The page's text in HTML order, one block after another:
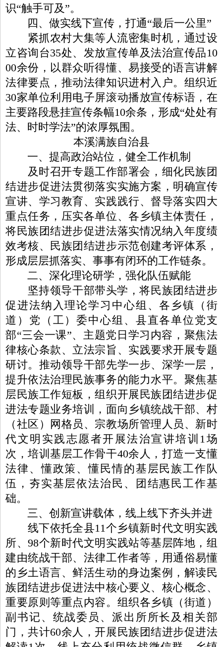
识“触手可及”。
四、做实线下宣传，打通“最后一公里”
紧抓农村大集等人流密集时机，通过设
立咨询台35处、发放宣传单及法治宣传品10
00余份，以群众听得懂、易接受的语言讲解
法律要点，推动法律知识进村入户。组织近
30家单位利用电子屏滚动播放宣传标语，在
主要路段悬挂宣传条幅10余条，形成“处处有
法、时时学法”的浓厚氛围。
本溪满族自治县
一、提高政治站位，健全工作机制
及时召开专题工作部署会，细化民族团
结进步促进法贯彻落实实施方案，明确宣传
宣讲、学习教育、实践践行、督导落实四大
重点任务，压实各单位、各乡镇主体责任，
将民族团结进步促进法落实情况纳入年度绩
效考核、民族团结进步示范创建考评体系，
形成层层抓落实、事事有闭环的工作链条。
二、深化理论研学，强化队伍赋能
坚持领导干部带头学，将民族团结进步
促进法纳入理论学习中心组、各乡镇（街
道）党（工）委中心组、县直各单位党支
部“三会一课”、主题党日学习内容，聚焦法
律核心条款、立法宗旨、实践要求开展专题
研讨。推动领导干部先学一步、深学一层，
提升依法治理民族事务的能力水平。聚焦基
层民族工作短板，组织开展民族团结进步促
进法专题业务培训，面向乡镇统战干部、村
（社区）网格员、宗教场所管理人员、新时
代文明实践志愿者开展法治宣讲培训1场
次，培训基层工作骨干40余人，打造一支懂
法律、懂政策、懂民情的基层民族工作队
伍，夯实基层依法治民、团结惠民工作基
础。
三、创新宣讲载体，线上线下齐头并进
线下依托全县11个乡镇新时代文明实践
所、98个新时代文明实践站等基层阵地，组
建由统战干部、法律工作者等，用通俗易懂
的乡土语言、鲜活生动的身边案例，解读民
族团结进步促进法中核心要义、核心概念、
重要原则等重点内容。组织各乡镇（街道）
副书记、统战委员、派出所所长及相关部
门，共计60余人，开展民族团结进步促进法